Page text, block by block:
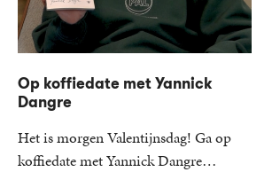
Op koffiedate met Yannick
Dangre
Het is morgen Valentijnsdag! Ga op
koffiedate met Yannick Dangre…